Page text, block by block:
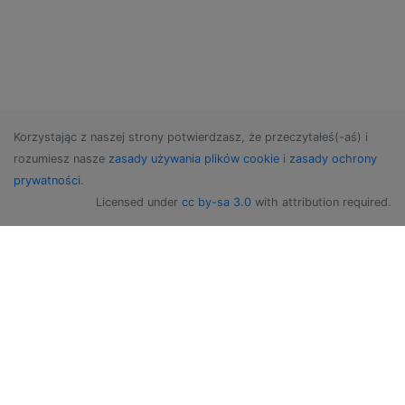
Korzystając z naszej strony potwierdzasz, że przeczytałeś(-aś) i
rozumiesz nasze zasady używania plików cookie i zasady ochrony
prywatności.
Licensed under cc by-sa 3.0 with attribution required.